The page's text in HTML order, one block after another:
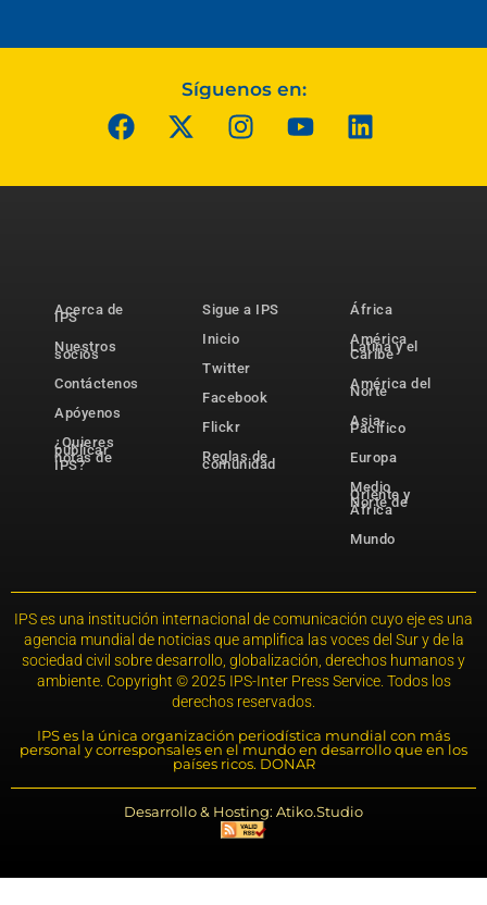
Síguenos en:
Acerca de
IPS
Nuestros
socios
Contáctenos
Apóyenos
¿Quieres
publicar
notas de
IPS?
Sigue a IPS
Inicio
Twitter
Facebook
Flickr
Reglas de
comunidad
África
América
Latina y el
Caribe
América del
Norte
Asia-
Pacífico
Europa
Medio
Oriente y
Norte de
África
Mundo
IPS es una institución internacional de comunicación cuyo eje es una
agencia mundial de noticias que amplifica las voces del Sur y de la
sociedad civil sobre desarrollo, globalización, derechos humanos y
ambiente. Copyright © 2025 IPS-Inter Press Service. Todos los
derechos reservados.
IPS es la única organización periodística mundial con más
personal y corresponsales en el mundo en desarrollo que en los
países ricos. DONAR
Desarrollo & Hosting: Atiko.Studio